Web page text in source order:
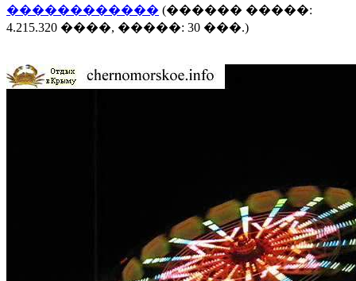
������������ (������ �����:
4.215.320 ����, �����: 30 ���.)